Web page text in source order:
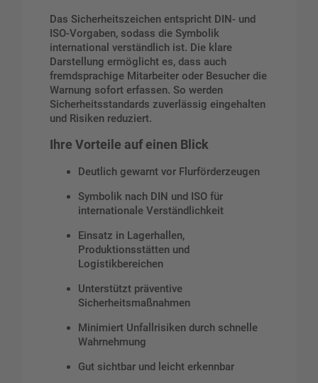
Das Sicherheitszeichen entspricht DIN- und
ISO-Vorgaben, sodass die Symbolik
international verständlich ist. Die klare
Darstellung ermöglicht es, dass auch
fremdsprachige Mitarbeiter oder Besucher die
Warnung sofort erfassen. So werden
Sicherheitsstandards zuverlässig eingehalten
und Risiken reduziert.
Ihre Vorteile auf einen Blick
Deutlich gewarnt vor Flurförderzeugen
Symbolik nach DIN und ISO für
internationale Verständlichkeit
Einsatz in Lagerhallen,
Produktionsstätten und
Logistikbereichen
Unterstützt präventive
Sicherheitsmaßnahmen
Minimiert Unfallrisiken durch schnelle
Wahrnehmung
Gut sichtbar und leicht erkennbar